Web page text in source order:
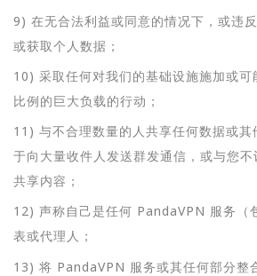
9) 在无合法利益或同意的情况下，或违
或获取个人数据；
10) 采取任何对我们的基础设施施加或可
比例的巨大负载的行动；
11) 与不合理数量的人共享任何数据或其
于向大量收件人发送群发通信，或与您
共享内容；
12) 声称自己是任何 PandaVPN 服务（
表或代理人；
13) 将 PandaVPN 服务或其任何部分整